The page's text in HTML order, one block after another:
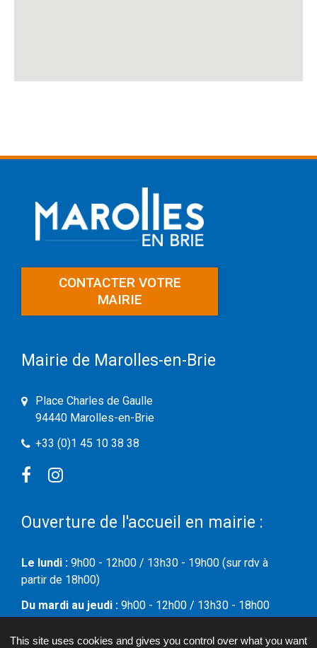
CONTACTER VOTRE
MAIRIE
Mairie de Marolles-en-Brie
Place Charles de Gaulle
94440 Marolles-en-Brie
+33 (0)1 45 10 38 38
FacebookInstagram
Ouverture de l'accueil en mairie :
Le lundi : 9h00 - 12h00 / 13h30 - 19h00 (sur rdv à
partir de 18h00)
Du mardi au jeudi : 9h00 - 12h00 / 13h30 - 18h00
This site uses cookies and gives you control over what you want